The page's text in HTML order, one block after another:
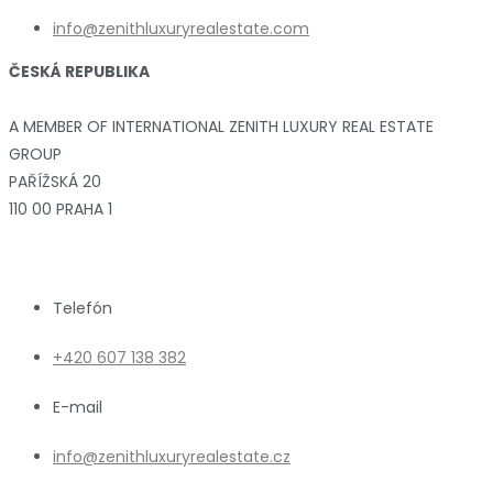
info@zenithluxuryrealestate.com
ČESKÁ REPUBLIKA
A MEMBER OF INTERNATIONAL ZENITH LUXURY REAL ESTATE
GROUP
PAŘÍŽSKÁ 20
110 00 PRAHA 1
Telefón
+420 607 138 382
E-mail
info@zenithluxuryrealestate.cz